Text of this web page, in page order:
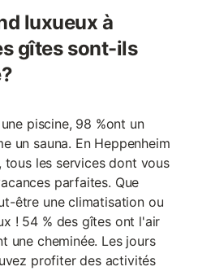
luxueux à
gîtes sont-ils
piscine, 98 %ont un
un sauna. En Heppenheim
tous les services dont vous
parfaites. Que
être une climatisation ou
! 54 % des gîtes ont l'air
une cheminée. Les jours
profiter des activités